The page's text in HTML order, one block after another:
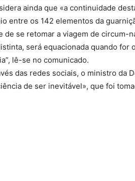
ainda que «a continuidade
entre os 142 elementos da
de se retomar a viagem de circum-
será equacionada quando
lê-se no comunicado.
das redes sociais, o ministro da
de ser inevitável», que foi